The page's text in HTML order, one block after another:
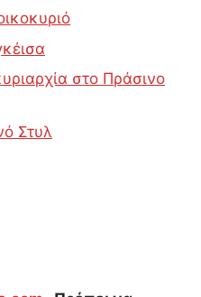
στο Πράσινο
Στυλ